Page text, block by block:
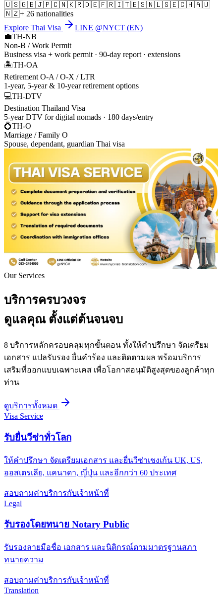
🇺🇸🇬🇧🇯🇵🇨🇳🇰🇷🇩🇪🇫🇷🇮🇹🇪🇸🇳🇱🇸🇪🇨🇭🇦🇺
🇳🇿+ 26 nationalities
Explore Thai Visa
LINE @NYCT (EN)
💼TH-NB
Non-B / Work Permit
Business visa + work permit · 90-day report · extensions
🏝️TH-OA
Retirement O-A / O-X / LTR
1-year, 5-year & 10-year retirement options
💻TH-DTV
Destination Thailand Visa
5-year DTV for digital nomads · 180 days/entry
💍TH-O
Marriage / Family O
Spouse, dependant, guardian Thai visa
Our Services
บริการครบวงจร
ดูแลคุณ ตั้งแต่ต้นจนจบ
8 บริการหลักครอบคลุมทุกขั้นตอน ทั้งให้คำปรึกษา จัดเตรียม
เอกสาร แปลรับรอง ยื่นคำร้อง และติดตามผล พร้อมบริการ
เสริมที่ออกแบบเฉพาะเคส เพื่อโอกาสอนุมัติสูงสุดของลูกค้าทุก
ท่าน
ดูบริการทั้งหมด
Visa Service
รับยื่นวีซ่าทั่วโลก
ให้คำปรึกษา จัดเตรียมเอกสาร และยื่นวีซ่าเชงเก้น UK, US,
ออสเตรเลีย, แคนาดา, ญี่ปุ่น และอีกกว่า 60 ประเทศ
สอบถามค่าบริการกับเจ้าหน้าที่
Legal
รับรองโดยทนาย Notary Public
รับรองลายมือชื่อ เอกสาร และนิติกรณ์ตามมาตรฐานสภา
ทนายความ
สอบถามค่าบริการกับเจ้าหน้าที่
Translation